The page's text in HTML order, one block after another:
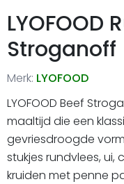
LYOFOOD
Stroganoff
Merk: LYOFOOD
LYOFOOD Beef
maaltijd die een
gevriesdroogde
stukjes rundvlees,
kruiden met penne